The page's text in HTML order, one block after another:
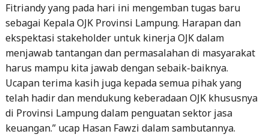
Fitriandy yang pada hari ini mengemban tugas baru
sebagai Kepala OJK Provinsi Lampung. Harapan dan
ekspektasi stakeholder untuk kinerja OJK dalam
menjawab tantangan dan permasalahan di masyarakat
harus mampu kita jawab dengan sebaik-baiknya.
Ucapan terima kasih juga kepada semua pihak yang
telah hadir dan mendukung keberadaan OJK khususnya
di Provinsi Lampung dalam penguatan sektor jasa
keuangan.” ucap Hasan Fawzi dalam sambutannya.